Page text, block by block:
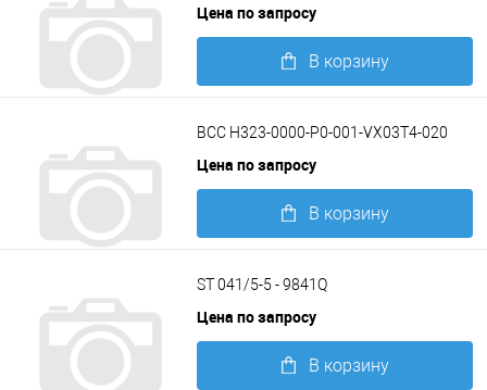
Цена по запросу
В корзину
BCC H323-0000-P0-001-VX03T4-020
Цена по запросу
В корзину
ST 041/5-5 - 9841Q
Цена по запросу
В корзину